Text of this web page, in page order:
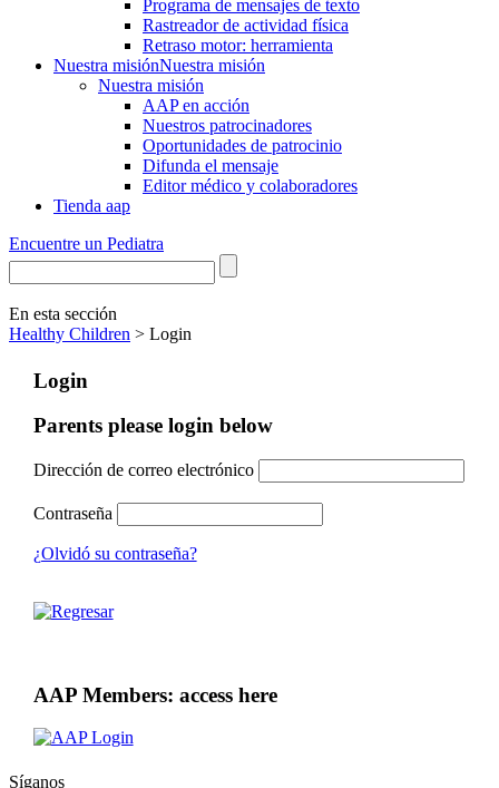
Programa de mensajes de texto
Rastre​​ador de activida​d física
Retraso motor: herramienta
Nuestra misiónNuestra misión
Nuestra misión
AAP en acción
Nuestros patrocinadores
Oportunidades de patrocinio
Difunda el mensaje
Editor médico y colaboradores
Tienda aap
Encuentre un Pediatra
En esta sección
Healthy Children > Login
Login
Parents please login below
Dirección de correo electrónico
Contraseña
¿Olvidó su contraseña?
AAP Members: access here
Síganos